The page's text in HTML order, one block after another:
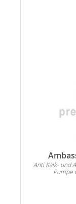
Anti Kalk- und
Pumpe